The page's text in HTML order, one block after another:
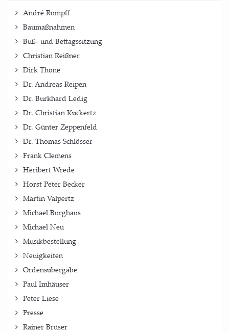
André Rumpff
Baumaßnahmen
Buß- und Bettagssitzung
Christian Reißner
Dirk Thöne
Dr. Andreas Reipen
Dr. Burkhard Ledig
Dr. Christian Kuckertz
Dr. Günter Zeppenfeld
Dr. Thomas Schlösser
Frank Clemens
Heribert Wrede
Horst Peter Becker
Martin Valpertz
Michael Burghaus
Michael Neu
Musikbestellung
Neuigkeiten
Ordensübergabe
Paul Imhäuser
Peter Liese
Presse
Rainer Brüser